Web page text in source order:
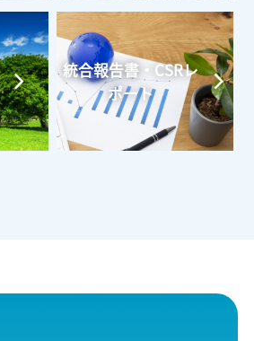
統合報告書・CSRレ
ポート